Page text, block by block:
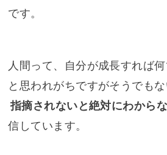
です。
人間って、自分が成長すれば
と思われがちですがそうでも
指摘されないと絶対にわから
信しています。